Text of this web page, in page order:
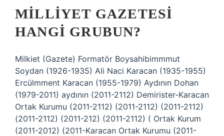
MILLIYET GAZETESI
HANGI GRUBUN?
Milkiet (Gazete) Formatör Boysahibimmmut
Soydan (1926-1935) Ali Naci Karacan (1935-1955)
Ercülmment Karacan (1955-1979) Aydının Dohan
(1979-2011) aydının (2011-2112) Demirister-Karacan
Ortak Kurumu (2011-2112) (2011-2112) (2011-2112)
(2011-2112) (2011-212) (2011-2112) ( Ortak Kurum
(2011-2012) (2011-Karacan Ortak Kurumu (2011-